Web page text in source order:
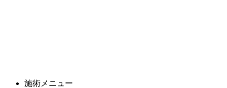
施術メニュー